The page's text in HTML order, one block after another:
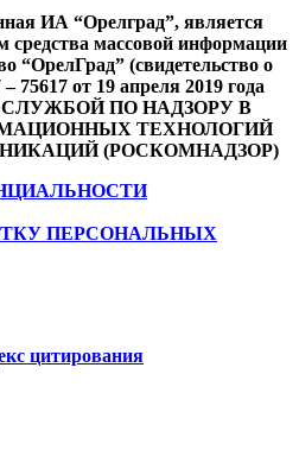
ИА “Орелград”, является
массовой информации
“ОрелГрад” (свидетельство о
от 19 апреля 2019 года
СЛУЖБОЙ ПО НАДЗОРУ В
ТЕХНОЛОГИЙ
(РОСКОМНАДЗОР)
ПЕРСОНАЛЬНЫХ